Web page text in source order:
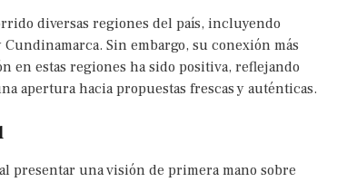
diversas regiones del país, incluyendo
Sin embargo, su conexión más
en estas regiones ha sido positiva, reflejando
apertura hacia propuestas frescas y auténticas.
presentar una visión de primera mano sobre